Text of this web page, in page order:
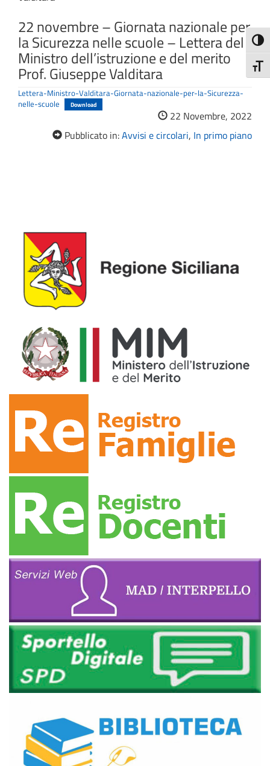
22 novembre – Giornata nazionale per
la Sicurezza nelle scuole – Lettera del
Ministro dell’istruzione e del merito
Prof. Giuseppe Valditara
Lettera-Ministro-Valditara-Giornata-nazionale-per-la-Sicurezza-
nelle-scuole
Download
22 Novembre, 2022
Pubblicato in:Avvisi e circolari, In primo piano